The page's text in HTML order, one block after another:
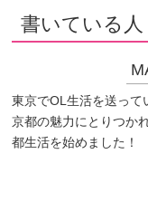
書いている人
東京でOL生活を送って
京都の魅力にとりつか
都生活を始めました！